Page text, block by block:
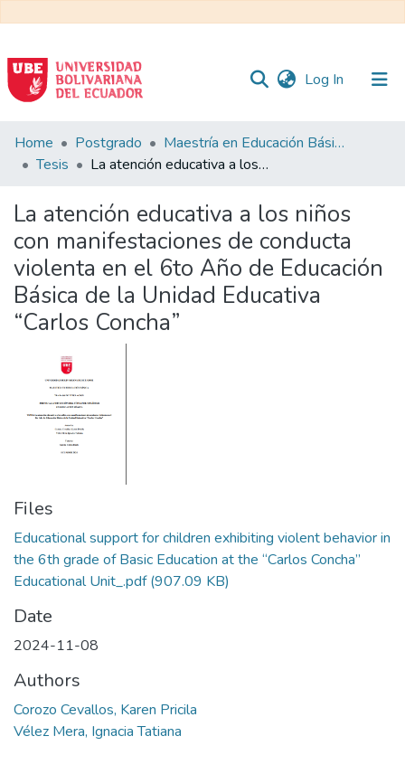
Log In (current)
Communities
&
All of DSpace
Statistics
Home Postgrado
Maestría en Educación Básica
Tesis
La atención educativa a los niños con manifestaciones de conducta violenta en el 6to Año de Educación Básica de la Unidad Educativa “Carlos Concha”
La atención educativa a los niños
con manifestaciones de conducta
violenta en el 6to Año de Educación
Básica de la Unidad Educativa
“Carlos Concha”
Files
Educational support for children exhibiting violent behavior in
the 6th grade of Basic Education at the “Carlos Concha”
Educational Unit_.pdf(907.09 KB)
Date
2024-11-08
Authors
Corozo Cevallos, Karen Pricila
Vélez Mera, Ignacia Tatiana